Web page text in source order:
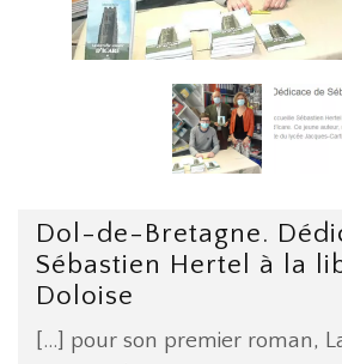
Dol-de-Bretagne.
Sébastien Hertel à la
Doloise
[...] pour son premier roman,